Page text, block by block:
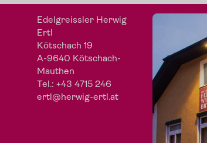
Edelgreissler Herwig
Ertl
Kötschach 19
A-9640 Kötschach-
Mauthen
Tel.: +43 4715 246
ertl@herwig-ertl.at